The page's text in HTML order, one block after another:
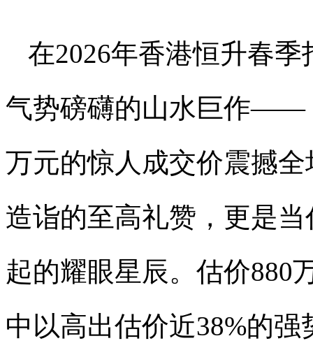
在2026年香港恒升春
气势磅礴的山水巨作——
万元的惊人成交价震撼
造诣的至高礼赞，更是
起的耀眼星辰。估价880
中以高出估价近38%的